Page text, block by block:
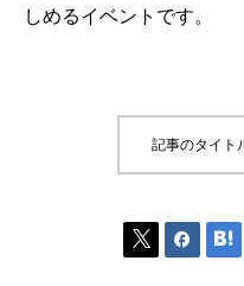
しめるイベントです。
記事のタイト
  